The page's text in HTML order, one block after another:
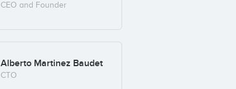
CEO and Founder
Alberto Martinez Baudet
CTO